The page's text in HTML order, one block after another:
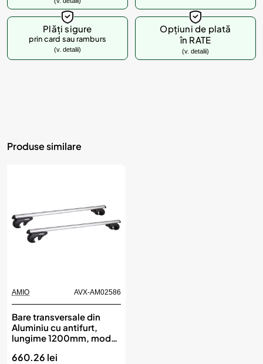
Plăți sigure
prin card sau ramburs
(v. detalii)
Opțiuni de plată
în RATE
(v. detalii)
Produse similare
AMIO AVX-AM02586
Bare transversale din
Aluminiu cu antifurt,
lungime 1200mm, model
660.26 lei